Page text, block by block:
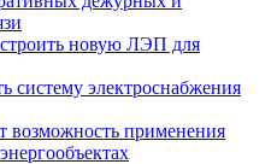
новую ЛЭП для
систему электроснабжения
возможность применения